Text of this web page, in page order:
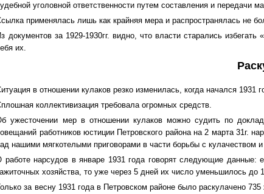
уголовной ответственности путем составления и передачи
применялась лишь как крайняя мера и распространялась не
документов за 1929-1930гг. видно, что власти старались
их.
в отношении кулаков резко изменилась, когда начался 1931
коллективизация требовала огромных средств.
ужесточении мер в отношении кулаков можно судить по
работников юстиции Петровского района на 2 марта 31г.
нашими мягкотелыми приговорами в части борьбы с кулачеством
работе нарсудов в январе 1931 года говорят следующие данные:
хозяйства, то уже через 5 дней их число уменьшилось
за весну 1931 года в Петровском районе было раскулачено